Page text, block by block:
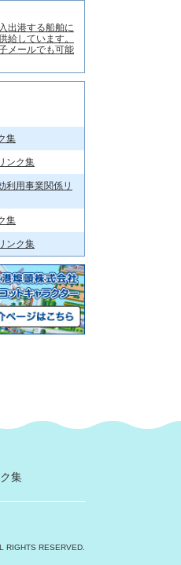
出港する船舶に
給しています。
メールでも可能
集
ンク集
利用事業関係リ
集
ンク集
集
RIGHTS RESERVED.